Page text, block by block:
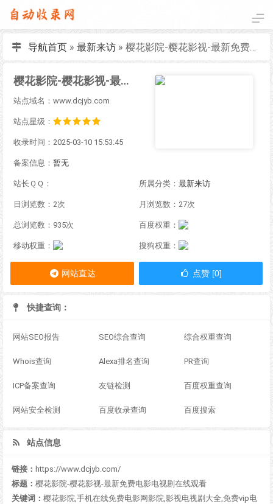
导航首页» 最新来访» 樱花影院-樱花影视-最新免费电影电视剧在线观看
樱花影院-樱花影视-最新免费电影电视剧在线观看
站点域名：www.dcjyb.com
站点星级：
收录时间：2025-03-10 15:53:45
备案信息： 暂无
站长ＱＱ： 所属分类： 最新来访
日浏览数：2次 月浏览数：27次
总浏览数：935次 百度权重：
移动权重： 搜狗权重：
网站直达 点赞 [0]
快捷查询：
网站SEO报告 SEO综合查询 综合权重查询
Whois查询 Alexa排名查询 PR查询
ICP备案查询 友链检测 百度权重查询
网站安全检测 百度收录查询 百度搜索
站点信息
链接： https://www.dcjyb.com/
标题： 樱花影院-樱花影视-最新免费电影电视剧在线观看
关键词： 樱花影院,手机在线免费电影网影院,影视电视剧大全,免费vip电